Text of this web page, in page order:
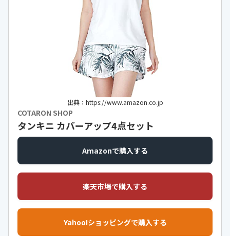
出典：https://www.amazon.co.jp
COTARON SHOP
タンキニ カバーアップ4点セット
Amazonで購入する
楽天市場で購入する
Yahoo!ショッピングで購入する